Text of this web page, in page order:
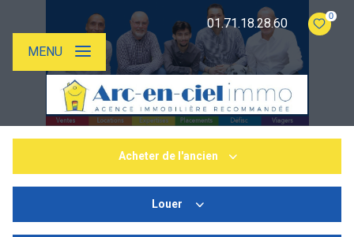
01.71.18.28.60
0
MENU
Acheter de l'ancien
Louer